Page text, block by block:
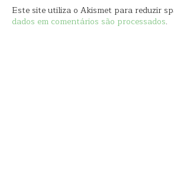
Este site utiliza o Akismet para reduzir
dados em comentários são processados.